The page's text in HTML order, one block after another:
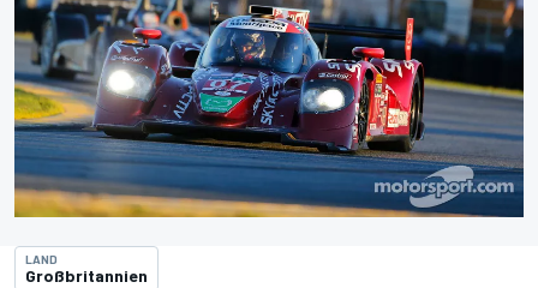
LAND
Großbritannien